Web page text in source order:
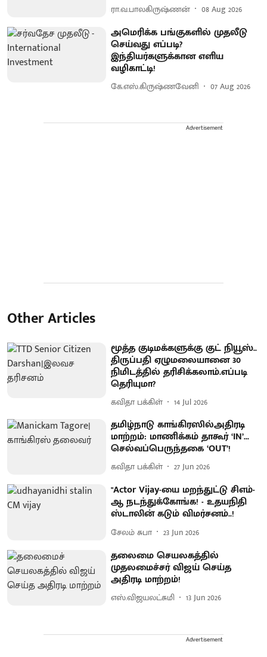
ரா.வ.பாலகிருஷ்ணன் 08 Aug 2026
அமெரிக்க பங்குகளில் முதலீடு
செய்வது எப்படி?
இந்தியர்களுக்கான எளிய
வழிகாட்டி!
கே.எஸ்.கிருஷ்ணவேனி 07 Aug 2026
Advertisement
Other Articles
மூத்த குடிமக்களுக்கு குட் நியூஸ்..
திருப்பதி ஏழுமலையானை 30
நிமிடத்தில் தரிசிக்கலாம்.எப்படி
தெரியுமா?
கவிதா பக்கிள் 14 Jul 2026
தமிழ்நாடு காங்கிரஸில்அதிரடி
மாற்றம்: மாணிக்கம் தாகூர் ‘IN’...
செல்வப்பெருந்தகை ‘OUT’!
கவிதா பக்கிள் 27 Jun 2026
"Actor Vijay-யை மறந்துட்டு சிஎம்-
ஆ நடந்துக்கோங்க! - உதயநிதி
ஸ்டாலின் கடும் விமர்சனம்..!
சேலம் சுபா 23 Jun 2026
தலைமை செயலகத்தில்
முதலமைச்சர் விஜய் செய்த
அதிரடி மாற்றம்!
எஸ்.விஜயலட்சுமி 13 Jun 2026
Advertisement